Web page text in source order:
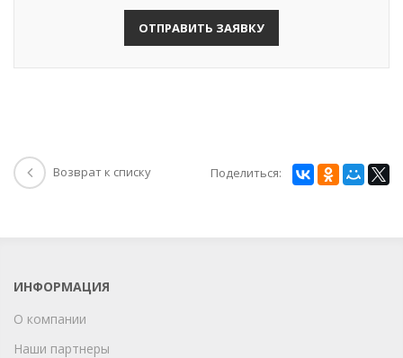
ОТПРАВИТЬ ЗАЯВКУ
Возврат к списку Поделиться:
ИНФОРМАЦИЯ
О компании
Наши партнеры